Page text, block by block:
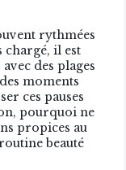
rythmées
chargé, il est
des plages
moments
ces pauses
pourquoi ne
propices au
beauté